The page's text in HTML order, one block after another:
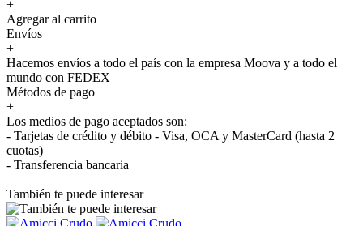
+
Agregar al carrito
Envíos
+
Hacemos envíos a todo el país con la empresa Moova y a todo el
mundo con FEDEX
Métodos de pago
+
Los medios de pago aceptados son:
- Tarjetas de crédito y débito - Visa, OCA y MasterCard (hasta 2
cuotas)
- Transferencia bancaria
También te puede interesar